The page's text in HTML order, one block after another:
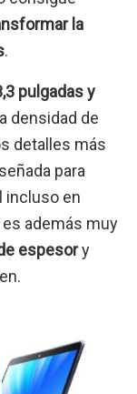
la
.
pulgadas y
densidad de
detalles más
para
incluso en
es además muy
espesory